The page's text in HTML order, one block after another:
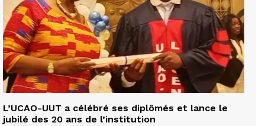
L’UCAO-UUT a célébré ses diplômés et lance le
jubilé des 20 ans de l’institution